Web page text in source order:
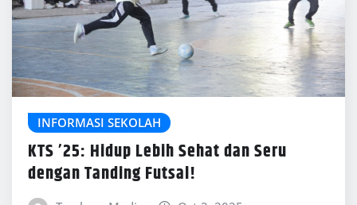
INFORMASI SEKOLAH
KTS ’25: Hidup Lebih Sehat dan Seru
dengan Tanding Futsal!